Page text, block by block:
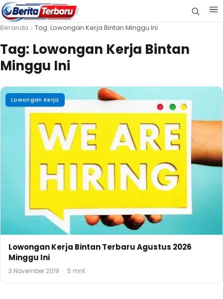
Beranda Tag: Lowongan Kerja Bintan Minggu Ini
Tag: Lowongan Kerja Bintan
Minggu Ini
Lowongan Kerja
Lowongan Kerja Bintan Terbaru Agustus 2026
Minggu Ini
3 November 2019 · 5 mnt